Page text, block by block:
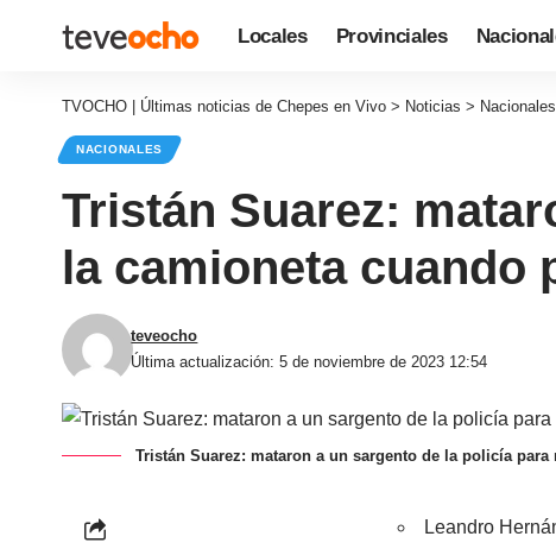
Locales Provinciales
TVOCHO | Últimas noticias de Chepes en Vivo > Noticias > Nacionales
NACIONALES
Tristán Suarez:
la camioneta cuando
Última actualización: 5 de noviembre de 2023 12:54
teveocho
Tristán Suarez: mataron a un sargento de la policía
Leandro